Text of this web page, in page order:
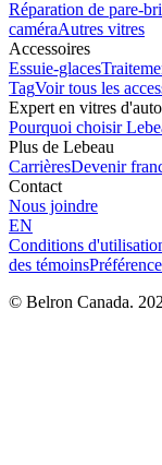
Réparation de pare-
caméraAutres vitres
Accessoires
Essuie-glaces
TagVoir tous les
Expert en vitres d'auto
Pourquoi choisir
Plus de Lebeau
CarrièresDevenir
Contact
Nous joindre
EN
Conditions
des témoins
© Belron Canada.